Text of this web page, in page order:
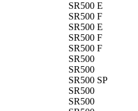
SR500 E
SR500 F
SR500 E
SR500 F
SR500 F
SR500
SR500
SR500 SP
SR500
SR500